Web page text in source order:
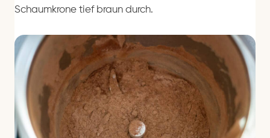
Schaumkrone tief braun durch.